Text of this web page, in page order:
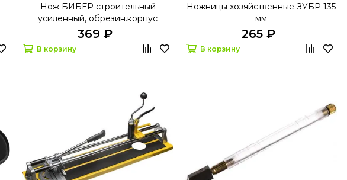
Нож БИБЕР строительный
усиленный, обрезин.корпус
25мм.50122
369 ₽
В корзину
Ножницы хозяйственные ЗУБР 135
мм
265 ₽
В корзину